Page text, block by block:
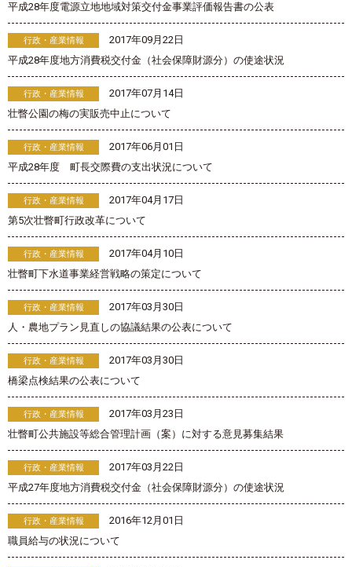
平成28年度電源立地地域対策交付金事業評価報告書の公表
行政・産業情報
2017年09月22日
平成28年度地方消費税交付金（社会保障財源分）の使途状況
行政・産業情報
2017年07月14日
壮瞥公園の梅の実販売中止について
行政・産業情報
2017年06月01日
平成28年度 町長交際費の支出状況について
行政・産業情報
2017年04月17日
第5次壮瞥町行政改革について
行政・産業情報
2017年04月10日
壮瞥町下水道事業経営戦略の策定について
行政・産業情報
2017年03月30日
人・農地プラン見直しの協議結果の公表について
行政・産業情報
2017年03月30日
橋梁点検結果の公表について
行政・産業情報
2017年03月23日
壮瞥町公共施設等総合管理計画（案）に対する意見募集結果
行政・産業情報
2017年03月22日
平成27年度地方消費税交付金（社会保障財源分）の使途状況
行政・産業情報
2016年12月01日
職員給与の状況について